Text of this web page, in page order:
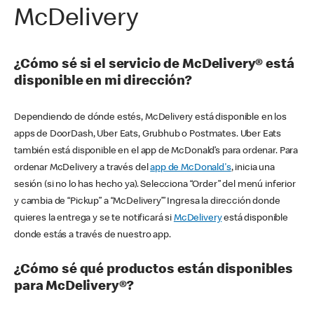
McDelivery
¿Cómo sé si el servicio de McDelivery® está
disponible en mi dirección?
Dependiendo de dónde estés, McDelivery está disponible en los
apps de DoorDash, Uber Eats, Grubhub o Postmates. Uber Eats
también está disponible en el app de McDonald’s para ordenar. Para
ordenar McDelivery a través delapp de McDonald's, inicia una
sesión (si no lo has hecho ya). Selecciona “Order” del menú inferior
y cambia de “Pickup” a “McDelivery’” Ingresa la dirección donde
quieres la entrega y se te notificará si McDeliveryestá disponible
donde estás a través de nuestro app.
¿Cómo sé qué productos están disponibles
para McDelivery®?